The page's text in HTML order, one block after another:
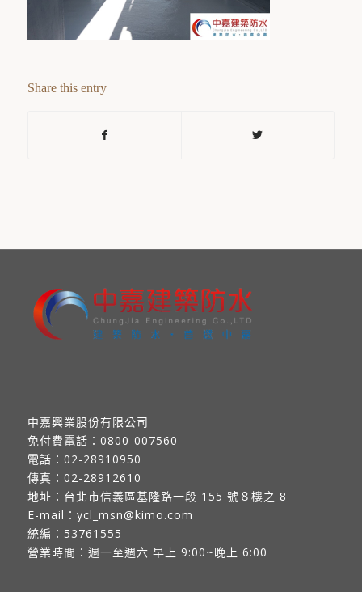
Share this entry
中嘉興業股份有限公司
免付費電話： 0800-007560
電話： 02-28910950
傳真： 02-28912610
地址： 台北市信義區基隆路一段 155 號８樓之 8
E-mail： ycl_msn@kimo.com
統編：53761555
營業時間：週一至週六 早上 9:00~晚上 6:00